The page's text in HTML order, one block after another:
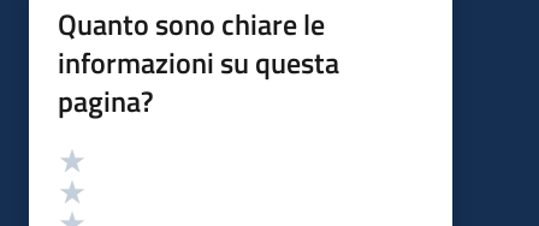
Quanto sono chiare le
informazioni su questa
pagina?
Valutazione